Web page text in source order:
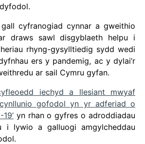
gall cyfranogiad cynnar a gweithio
draws sawl disgyblaeth helpu i
rhyng-gysylltiedig sydd wedi
ers y pandemig, ac y dylai’r
ar sail Cymru gyfan.
cyfleoedd iechyd a llesiant mwyaf
gofodol yn yr adferiad o
yn rhan o gyfres o adroddiadau
lywio a galluogi amgylcheddau